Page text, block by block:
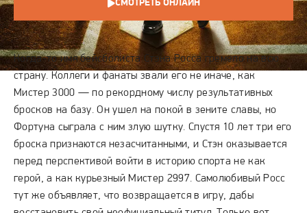
СМОТРЕТЬ ОНЛАЙН
СЮЖЕТ
Когда-то имя бейсболиста Стэна Росса гремело на всю
страну. Коллеги и фанаты звали его не иначе, как
Мистер 3000 — по рекордному числу результативных
бросков на базу. Он ушел на покой в зените славы, но
Фортуна сыграла с ним злую шутку. Спустя 10 лет три его
броска признаются незасчитанными, и Стэн оказывается
перед перспективой войти в историю спорта не как
герой, а как курьезный Мистер 2997. Самолюбивый Росс
тут же объявляет, что возвращается в игру, дабы